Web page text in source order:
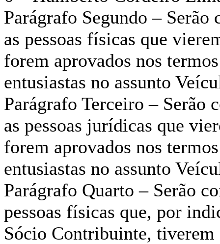
Parágrafo Segundo –
as pessoas físicas que
forem aprovados nos
entusiastas no assunto
Parágrafo Terceiro – Serão
as pessoas jurídicas que
forem aprovados nos
entusiastas no assunto
Parágrafo Quarto – Serão
pessoas físicas que, por
Sócio Contribuinte, tiverem